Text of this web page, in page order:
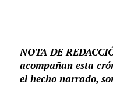
NOTA DE
acompañan esta
el hecho narrado,